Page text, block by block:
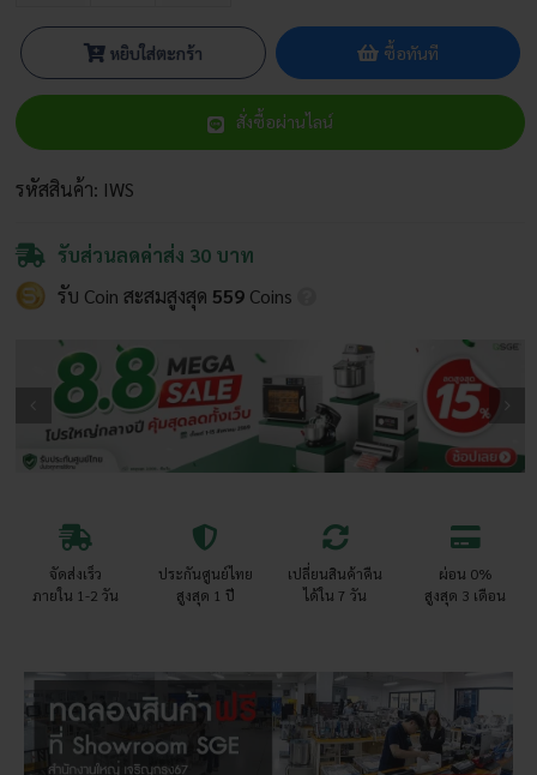
อั้งโล่
เหล็ก
เตา
เหล็ก
เตา
มวล
แรง
นาน
ประหยัด
ฟืน
หยิบใส่ตะกร้า ซื้อทันที
สั่งซื้อผ่านไลน์
รหัสสินค้า: IWS
รับส่วนลดค่าส่ง 30 บาท
รับ Coin สะสมสูงสุด 559 Coins
จัดส่งเร็ว
ภายใน 1-2 วัน
ประกันศูนย์ไทย
สูงสุด 1 ปี
เปลี่ยนสินค้าคืน
ได้ใน 7 วัน
ผ่อน 0%
สูงสุด 3 เดือน